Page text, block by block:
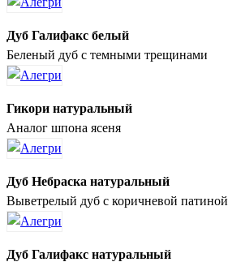
Дуб Галифакс белый
Беленый дуб с темными трещинами
Гикори натуральный
Аналог шпона ясеня
Дуб Небраска натуральный
Выветрелый дуб с коричневой патиной
Дуб Галифакс натуральный